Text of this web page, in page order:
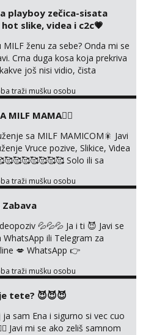
playboy zečica-sisata
slike, videa i c2c💗
MILF ženu za sebe? Onda mi se
Crna duga kosa koja prekriva
još nisi vidio, čista
pune usne koje će ti se urezati
za ONLOINE zabavu.
porukama uz pokoju fotku.
i videa po tvojoj želji te imam
traži mušku osobu
MILF MAMA❤️‍🔥
sa MILF MAMICOM🎇 Javi
Vruce pozive, Slikice, Videa
Solo ili sa
Telegram WhatsApp 👉
🤬NE RADIM SASTANKE I
traži mušku osobu
Zabava
💦💦💦 Ja i ti 😈 Javi se
ili Telegram za
💋 WhatsApp 👉
NEE radimo sastnke uzivo
traži mušku osobu
tete? 😈😈😈
ja sam Ena i sigurno si vec cuo
Javi mi se ako zeliš samnom